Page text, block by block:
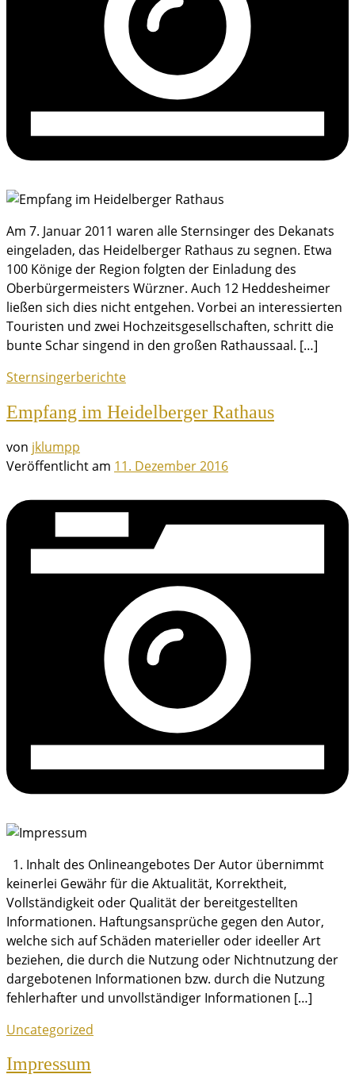
Am 7. Januar 2011 waren alle Sternsinger des Dekanats
eingeladen, das Heidelberger Rathaus zu segnen. Etwa
100 Könige der Region folgten der Einladung des
Oberbürgermeisters Würzner. Auch 12 Heddesheimer
ließen sich dies nicht entgehen. Vorbei an interessierten
Touristen und zwei Hochzeitsgesellschaften, schritt die
bunte Schar singend in den großen Rathaussaal. […]
Sternsingerberichte
Empfang im Heidelberger Rathaus
von jklumpp
Veröffentlicht am 11. Dezember 2016
1. Inhalt des Onlineangebotes Der Autor übernimmt
keinerlei Gewähr für die Aktualität, Korrektheit,
Vollständigkeit oder Qualität der bereitgestellten
Informationen. Haftungsansprüche gegen den Autor,
welche sich auf Schäden materieller oder ideeller Art
beziehen, die durch die Nutzung oder Nichtnutzung der
dargebotenen Informationen bzw. durch die Nutzung
fehlerhafter und unvollständiger Informationen […]
Uncategorized
Impressum